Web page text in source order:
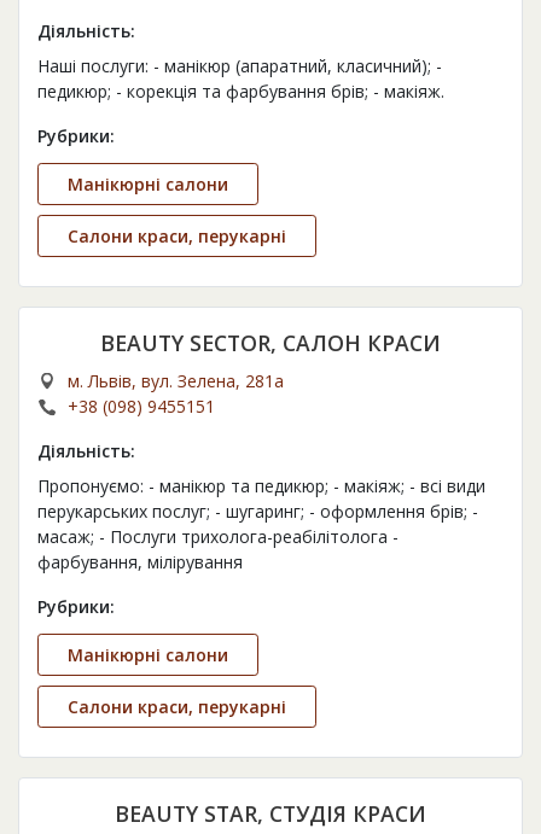
Діяльність:
Наші послуги: - манікюр (апаратний, класичний); -
педикюр; - корекція та фарбування брів; - макіяж.
Рубрики:
Манікюрні салони
Салони краси, перукарні
BEAUTY SECTOR, САЛОН КРАСИ
м. Львів, вул. Зелена, 281а
+38 (098) 9455151
Діяльність:
Пропонуємо: - манікюр та педикюр; - макіяж; - всі види
перукарських послуг; - шугаринг; - оформлення брів; -
масаж; - Послуги трихолога-реабілітолога -
фарбування, мілірування
Рубрики:
Манікюрні салони
Салони краси, перукарні
BEAUTY STAR, СТУДІЯ КРАСИ